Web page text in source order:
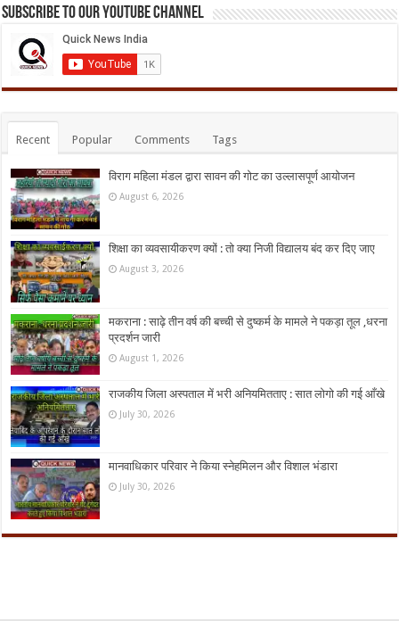
Subscribe to our Youtube Channel
Recent Popular Comments Tags
विराग महिला मंडल द्वारा सावन की गोट का उल्लासपूर्ण आयोजन
August 6, 2026
शिक्षा का व्यवसायीकरण क्यों : तो क्या निजी विद्यालय बंद कर दिए जाए
August 3, 2026
मकराना : साढ़े तीन वर्ष की बच्ची से दुष्कर्म के मामले ने पकड़ा तूल ,धरना
प्रदर्शन जारी
August 1, 2026
राजकीय जिला अस्पताल में भरी अनियमितताए : सात लोगो की गई आँखे
July 30, 2026
मानवाधिकार परिवार ने किया स्नेहमिलन और विशाल भंडारा
July 30, 2026